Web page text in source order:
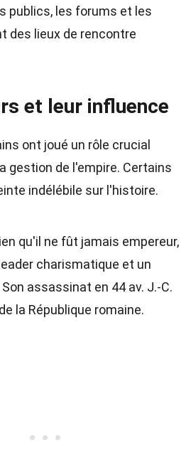
publics, les forums et les
des lieux de rencontre
et leur influence
ont joué un rôle crucial
gestion de l'empire. Certains
indélébile sur l'histoire.
qu'il ne fût jamais empereur,
charismatique et un
assassinat en 44 av. J.-C.
la République romaine.